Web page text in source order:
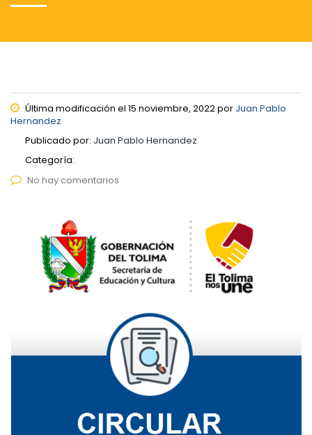
Última modificación el 15 noviembre, 2022 por Juan Pablo
Hernandez
Publicado por: Juan Pablo Hernandez
Categoría:
No hay comentarios